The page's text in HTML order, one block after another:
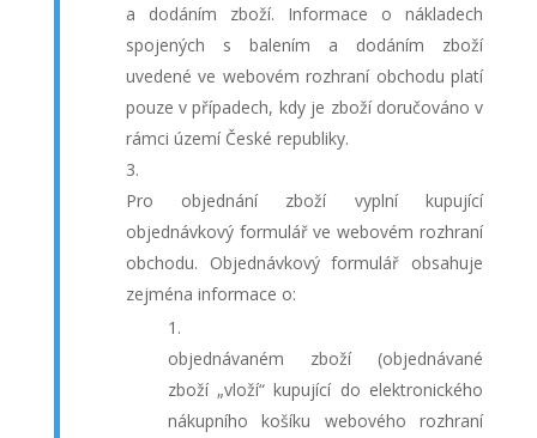
a dodáním zboží. Informace o nákladech
spojených s balením a dodáním zboží
uvedené ve webovém rozhraní obchodu platí
pouze v případech, kdy je zboží doručováno v
rámci území České republiky.
Pro objednání zboží vyplní kupující
objednávkový formulář ve webovém rozhraní
obchodu. Objednávkový formulář obsahuje
zejména informace o:
objednávaném zboží (objednávané
zboží „vloží“ kupující do elektronického
nákupního košíku webového rozhraní